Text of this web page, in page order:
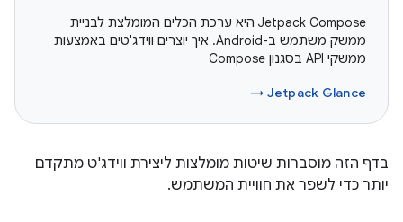
‫Jetpack Compose היא ערכת הכלים המומלצת לבניית
ממשק משתמש ב-Android. איך יוצרים ווידג'טים באמצעות
ממשקי API בסגנון Compose
Jetpack Glance →
בדף הזה מוסברות שיטות מומלצות ליצירת ווידג'ט מתקדם
יותר כדי לשפר את חוויית המשתמש.